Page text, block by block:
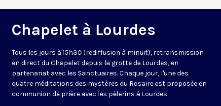
Chapelet à Lourdes
Tous les jours à 15h30 (rediffusion à minuit), retransmission
en direct du Chapelet depuis la grotte de Lourdes, en
partenariat avec les Sanctuaires. Chaque jour, l'une des
quatre méditations des mystères du Rosaire est proposée en
communion de prière avec les pèlerins à Lourdes.